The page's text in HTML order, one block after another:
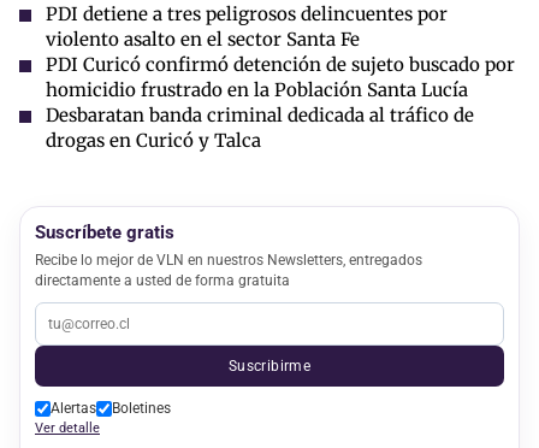
PDI detiene a tres peligrosos delincuentes por
violento asalto en el sector Santa Fe
PDI Curicó confirmó detención de sujeto buscado por
homicidio frustrado en la Población Santa Lucía
Desbaratan banda criminal dedicada al tráfico de
drogas en Curicó y Talca
Suscríbete gratis
Recibe lo mejor de VLN en nuestros Newsletters, entregados
directamente a usted de forma gratuita
Suscribirme
Alertas Boletines
Ver detalle